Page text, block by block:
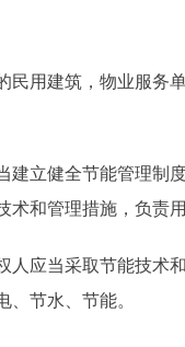
建筑，物业服务单
立健全节能管理制度
术和管理措施，负责
当采取节能技术和
、节水、节能。